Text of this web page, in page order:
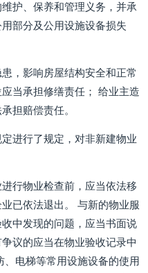
护、保养和管理义务，并承
部分及公用设施设备损失
，影响房屋结构安全和正常
当承担修缮责任； 给业主造
担赔偿责任。
进行了规定，对非新建物业
行物业检查前，应当依法移
已依法退出。 与新的物业服
中发现的问题，应当书面说
议的应当在物业验收记录中
电梯等常用设施设备的使用